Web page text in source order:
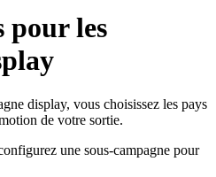
pour les
display, vous choisissez les pays
de votre sortie.
une sous-campagne pour